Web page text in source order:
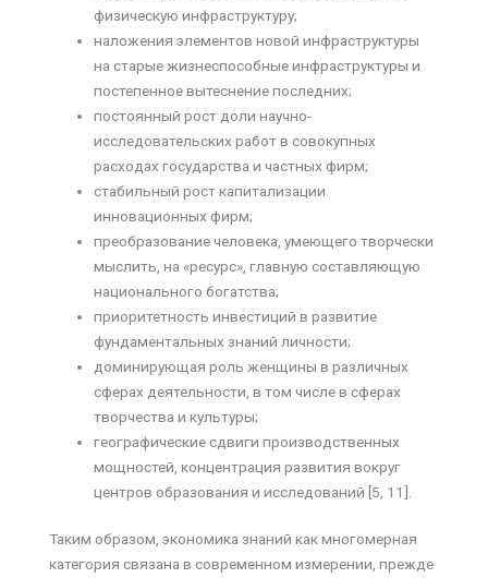
физическую инфраструктуру;
наложения элементов новой инфраструктуры
на старые жизнеспособные инфраструктуры и
постепенное вытеснение последних;
постоянный рост доли научно-
исследовательских работ в совокупных
расходах государства и частных фирм;
стабильный рост капитализации
инновационных фирм;
преобразование человека, умеющего творчески
мыслить, на «ресурс», главную составляющую
национального богатства;
приоритетность инвестиций в развитие
фундаментальных знаний личности;
доминирующая роль женщины в различных
сферах деятельности, в том числе в сферах
творчества и культуры;
географические сдвиги производственных
мощностей, концентрация развития вокруг
центров образования и исследований [5, 11].
Таким образом, экономика знаний как многомерная
категория связана в современном измерении, прежде